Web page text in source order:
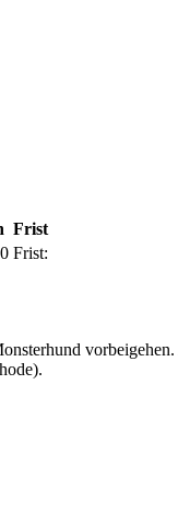
Frist
0 Frist: